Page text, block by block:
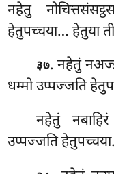
नहेतु
हेतुपच्चया… हेतुया
३७. नहेतुं
धम्मो उप्पज्जति
नहेतुं
उप्पज्जति